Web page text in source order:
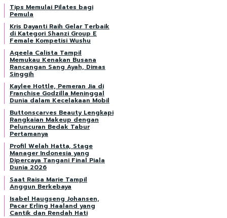
Tips Memulai Pilates bagi
Pemula
Kris Dayanti Raih Gelar Terbaik
di Kategori Shanzi Group E
Female Kompetisi Wushu
Aqeela Calista Tampil
Memukau Kenakan Busana
Rancangan Sang Ayah, Dimas
Singgih
Kaylee Hottle, Pemeran Jia di
Franchise Godzilla Meninggal
Dunia dalam Kecelakaan Mobil
Buttonscarves Beauty Lengkapi
Rangkaian Makeup dengan
Peluncuran Bedak Tabur
Pertamanya
Profil Welah Hatta, Stage
Manager Indonesia yang
Dipercaya Tangani Final Piala
Dunia 2026
Saat Raisa Marie Tampil
Anggun Berkebaya
Isabel Haugseng Johansen,
Pacar Erling Haaland yang
Cantik dan Rendah Hati